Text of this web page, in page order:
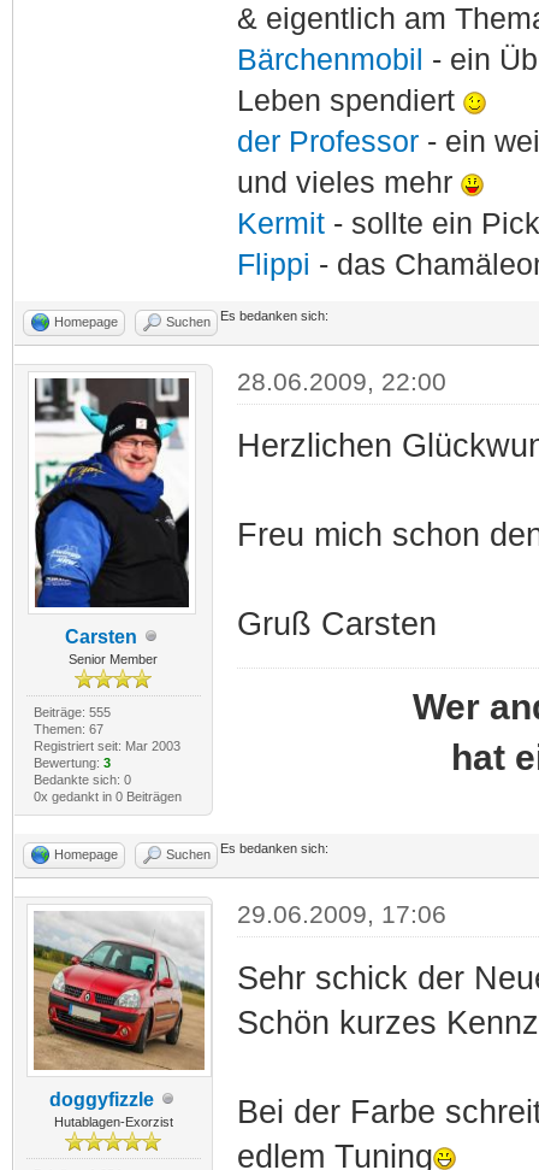
& eigentlich am
Bärchenmobil - ein
Leben spendiert
der Professor - ein
und vieles mehr
Kermit- sollte ein
Flippi - das
Homepage Suchen Es bedanken sich:
Carsten
Senior Member
Beiträge: 555
Themen: 67
Registriert seit: Mar 2003
Bewertung: 3
Bedankte sich: 0
0x gedankt in 0 Beiträgen
28.06.2009, 22:00
Herzlichen
Freu mich schon
Gruß Carsten
Wer
hat
Homepage Suchen Es bedanken sich:
doggyfizzle
Hutablagen-Exorzist
29.06.2009, 17:06
Sehr schick der
Schön kurzes
Bei der Farbe
edlem Tuning